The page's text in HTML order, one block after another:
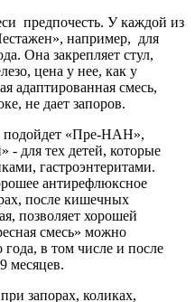
предпочесть. У каждой из
например, для
Она закрепляет стул,
цена у нее, как у
адаптированная смесь,
не дает запоров.
подойдет «Пре-НАН»,
для тех детей, которые
гастроэнтеритами.
антирефлюксное
после кишечных
позволяет хорошей
смесь» можно
года, в том числе и после
месяцев.
запорах, коликах,